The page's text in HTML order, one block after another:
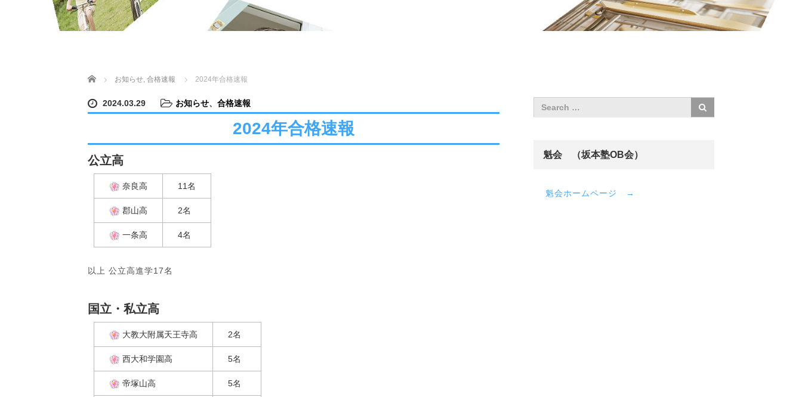
ホーム お知らせ, 合格速報 2024年合格速報
2024.03.29 お知らせ、 合格速報
2024年合格速報
公立高
奈良高 11名
郡山高 2名
一条高 4名
以上 公立高進学17名
国立・私立高
大教大附属天王寺高 2名
西大和学園高 5名
帝塚山高 5名
魁会 （坂本塾OB会）
魁会ホームページ →